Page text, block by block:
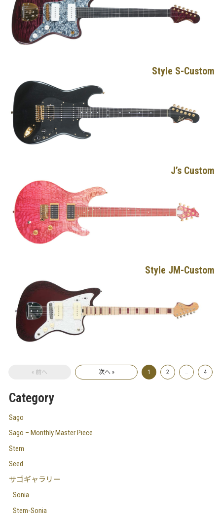
Style S-Custom
J’s Custom
Style JM-Custom
« 前へ 次へ » 1 2 4
Category
Sago
Sago – Monthly Master Piece
Stem
Seed
サゴギャラリー
Sonia
Stem-Sonia